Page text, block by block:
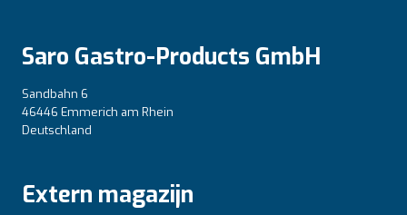
Saro Gastro-Products GmbH
Sandbahn 6
46446 Emmerich am Rhein
Deutschland
Extern magazijn